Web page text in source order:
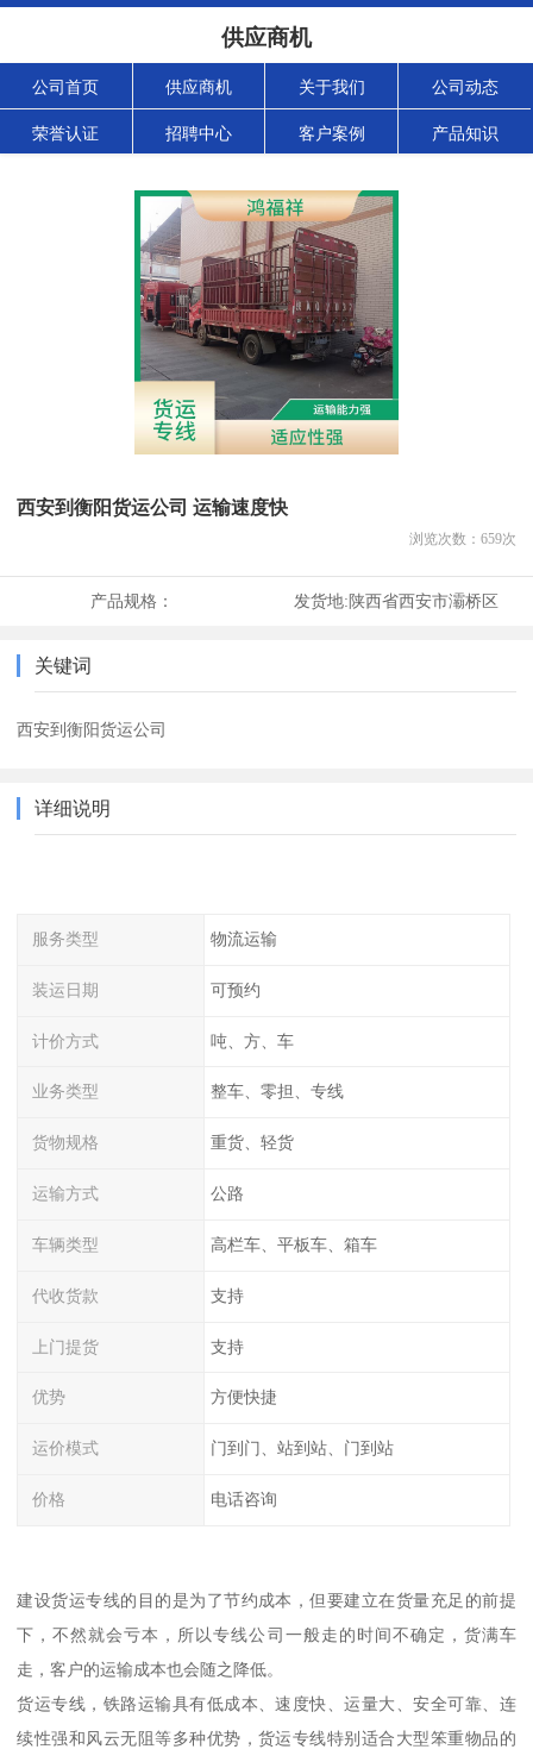
供应商机
公司首页 供应商机 关于我们 公司动态
荣誉认证 招聘中心 客户案例 产品知识
西安到衡阳货运公司 运输速度快
浏览次数： 659次
产品规格： 发货地:陕西省西安市灞桥区
关键词
西安到衡阳货运公司
详细说明
服务类型 物流运输
装运日期 可预约
计价方式 吨、方、车
业务类型 整车、零担、专线
货物规格 重货、轻货
运输方式 公路
车辆类型 高栏车、平板车、箱车
代收货款 支持
上门提货 支持
优势 方便快捷
运价模式 门到门、站到站、门到站
价格 电话咨询
建设货运专线的目的是为了节约成本，但要建立在货量充足的前提
下，不然就会亏本，所以专线公司一般走的时间不确定，货满车
走，客户的运输成本也会随之降低。
货运专线，铁路运输具有低成本、速度快、运量大、安全可靠、连
续性强和风云无阻等多种优势，货运专线特别适合大型笨重物品的